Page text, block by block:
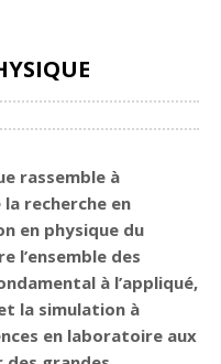
rassemble à
recherche en
en physique du
l’ensemble des
à l’appliqué,
la simulation à
en laboratoire aux